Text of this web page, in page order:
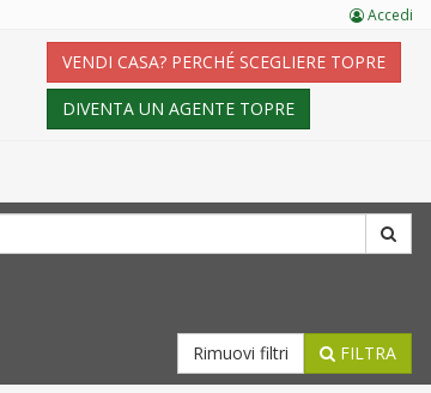
VENDI CASA? PERCHÉ SCEGLIERE TOPRE
DIVENTA UN AGENTE TOPRE
FILTRA
Rimuovi filtri
Accedi